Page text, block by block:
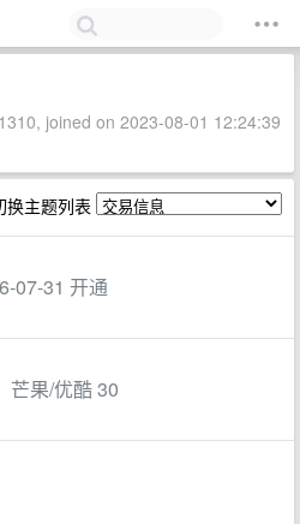
joined on 2023-08-01 12:24:39
换主题列表
07-31 开通
芒果/优酷 30